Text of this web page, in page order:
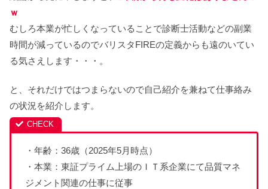
ｗ
むしろ本業が忙しくなっていることで診断士活動などの副業
時間が減っているのでバリスタFIREの定義からも遠のいてい
る気さえします・・・。
と、それだけではつまらないので自己紹介を兼ねて仕事絡み
の状況を紹介します。
・年齢：36歳（2025年5月時点）
・本業：東証プライム上場のＩＴ系企業にて品質マネ
ジメント関連の仕事に従事